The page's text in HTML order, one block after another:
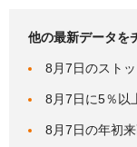
他の最新データを
8月7日のスト
8月7日に5％以
8月7日の年初